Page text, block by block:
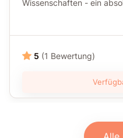
Wissenschaften - ein
5 (1 Bewertung)